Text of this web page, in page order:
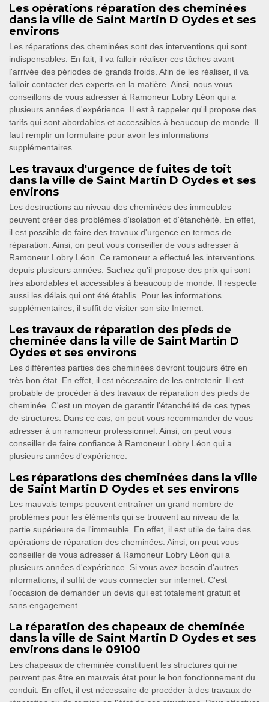
Les opérations réparation des cheminées
dans la ville de Saint Martin D Oydes et ses
environs
Les réparations des cheminées sont des interventions qui sont
indispensables. En fait, il va falloir réaliser ces tâches avant
l'arrivée des périodes de grands froids. Afin de les réaliser, il va
falloir contacter des experts en la matière. Ainsi, nous vous
conseillons de vous adresser à Ramoneur Lobry Léon qui a
plusieurs années d'expérience. Il est à rappeler qu'il propose des
tarifs qui sont abordables et accessibles à beaucoup de monde. Il
faut remplir un formulaire pour avoir les informations
supplémentaires.
Les travaux d'urgence de fuites de toit
dans la ville de Saint Martin D Oydes et ses
environs
Les destructions au niveau des cheminées des immeubles
peuvent créer des problèmes d'isolation et d'étanchéité. En effet,
il est possible de faire des travaux d'urgence en termes de
réparation. Ainsi, on peut vous conseiller de vous adresser à
Ramoneur Lobry Léon. Ce ramoneur a effectué les interventions
depuis plusieurs années. Sachez qu'il propose des prix qui sont
très abordables et accessibles à beaucoup de monde. Il respecte
aussi les délais qui ont été établis. Pour les informations
supplémentaires, il suffit de visiter son site Internet.
Les travaux de réparation des pieds de
cheminée dans la ville de Saint Martin D
Oydes et ses environs
Les différentes parties des cheminées devront toujours être en
très bon état. En effet, il est nécessaire de les entretenir. Il est
probable de procéder à des travaux de réparation des pieds de
cheminée. C'est un moyen de garantir l'étanchéité de ces types
de structures. Dans ce cas, on peut vous recommander de vous
adresser à un ramoneur professionnel. Ainsi, on peut vous
conseiller de faire confiance à Ramoneur Lobry Léon qui a
plusieurs années d'expérience.
Les réparations des cheminées dans la ville
de Saint Martin D Oydes et ses environs
Les mauvais temps peuvent entraîner un grand nombre de
problèmes pour les éléments qui se trouvent au niveau de la
partie supérieure de l'immeuble. En effet, il est utile de faire des
opérations de réparation des cheminées. Ainsi, on peut vous
conseiller de vous adresser à Ramoneur Lobry Léon qui a
plusieurs années d'expérience. Si vous avez besoin d'autres
informations, il suffit de vous connecter sur internet. C'est
l'occasion de demander un devis qui est totalement gratuit et
sans engagement.
La réparation des chapeaux de cheminée
dans la ville de Saint Martin D Oydes et ses
environs dans le 09100
Les chapeaux de cheminée constituent les structures qui ne
peuvent pas être en mauvais état pour le bon fonctionnement du
conduit. En effet, il est nécessaire de procéder à des travaux de